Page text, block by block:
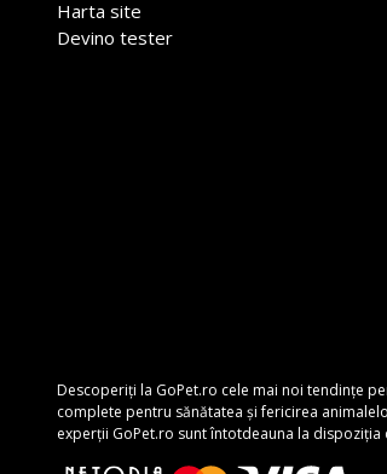
Harta site
Devino tester
Descoperiți la GoPet.ro cele mai noi tendințe
complete pentru sănătatea și fericirea
experții GoPet.ro sunt întotdeauna la dispoziția